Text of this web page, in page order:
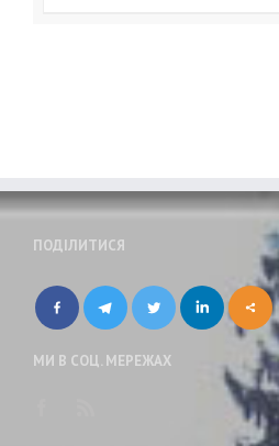
ПОДІЛИТИСЯ
МИ В СОЦ. МЕРЕЖАХ